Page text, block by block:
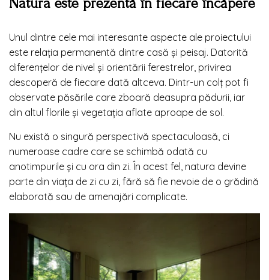
Unul dintre cele mai interesante aspecte ale proiectului
este relația permanentă dintre casă și peisaj. Datorită
diferențelor de nivel și orientării ferestrelor, privirea
descoperă de fiecare dată altceva. Dintr-un colț pot fi
observate păsările care zboară deasupra pădurii, iar
din altul florile și vegetația aflate aproape de sol.
Nu există o singură perspectivă spectaculoasă, ci
numeroase cadre care se schimbă odată cu
anotimpurile și cu ora din zi. În acest fel, natura devine
parte din viața de zi cu zi, fără să fie nevoie de o grădină
elaborată sau de amenajări complicate.